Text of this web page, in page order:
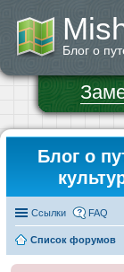
Блог о
Блог о
Ссылки FAQ
Список форумов